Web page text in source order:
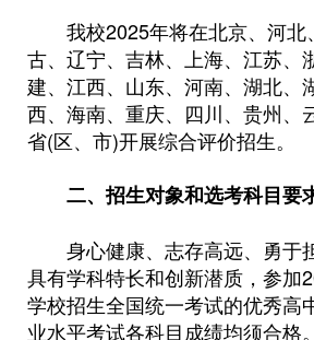
我校2025年将在北京、河北
古、辽宁、吉林、上海、江苏、
建、江西、山东、河南、湖北、
西、海南、重庆、四川、贵州、
省(区、市)开展综合评价招生。
二、招生对象和选考科目要
身心健康、志存高远、勇于担
具有学科特长和创新潜质，参加
学校招生全国统一考试的优秀高
业水平考试各科目成绩均须合格。